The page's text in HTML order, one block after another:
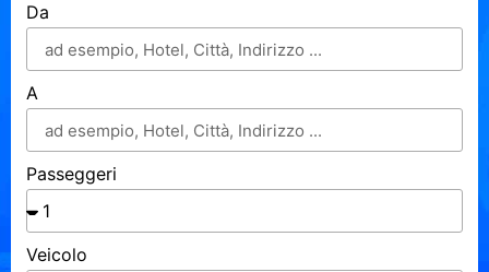
Da
A
Passeggeri
Veicolo